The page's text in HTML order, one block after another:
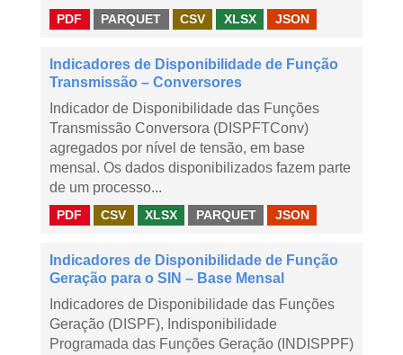
PDF PARQUET CSV XLSX JSON
Indicadores de Disponibilidade de Função
Transmissão – Conversores
Indicador de Disponibilidade das Funções
Transmissão Conversora (DISPFTConv)
agregados por nível de tensão, em base
mensal. Os dados disponibilizados fazem parte
de um processo...
PDF CSV XLSX PARQUET JSON
Indicadores de Disponibilidade de Função
Geração para o SIN – Base Mensal
Indicadores de Disponibilidade das Funções
Geração (DISPF), Indisponibilidade
Programada das Funções Geração (INDISPPF)